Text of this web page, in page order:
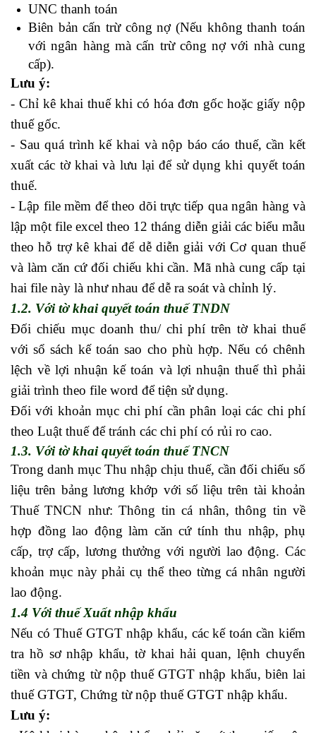
UNC thanh toán
Biên bản cấn trừ công nợ (Nếu không thanh toán
với ngân hàng mà cấn trừ công nợ với nhà cung
cấp).
Lưu ý:
- Chỉ kê khai thuế khi có hóa đơn gốc hoặc giấy nộp
thuế gốc.
- Sau quá trình kế khai và nộp báo cáo thuế, cần kết
xuất các tờ khai và lưu lại để sử dụng khi quyết toán
thuế.
- Lập file mềm để theo dõi trực tiếp qua ngân hàng và
lập một file excel theo 12 tháng diễn giải các biểu mẫu
theo hỗ trợ kê khai để dễ diễn giải với Cơ quan thuế
và làm căn cứ đối chiếu khi cần. Mã nhà cung cấp tại
hai file này là như nhau để dễ ra soát và chỉnh lý.
1.2. Với tờ khai quyết toán thuế TNDN
Đối chiếu mục doanh thu/ chi phí trên tờ khai thuế
với sổ sách kế toán sao cho phù hợp. Nếu có chênh
lệch về lợi nhuận kế toán và lợi nhuận thuế thì phải
giải trình theo file word để tiện sử dụng.
Đối với khoản mục chi phí cần phân loại các chi phí
theo Luật thuế để tránh các chi phí có rủi ro cao.
1.3. Với tờ khai quyết toán thuế TNCN
Trong danh mục Thu nhập chịu thuế, cần đối chiếu số
liệu trên bảng lương khớp với số liệu trên tài khoản
Thuế TNCN như: Thông tin cá nhân, thông tin về
hợp đồng lao động làm căn cứ tính thu nhập, phụ
cấp, trợ cấp, lương thưởng với người lao động. Các
khoản mục này phải cụ thể theo từng cá nhân người
lao động.
1.4 Với thuế Xuất nhập khẩu
Nếu có Thuế GTGT nhập khẩu, các kế toán cần kiểm
tra hồ sơ nhập khẩu, tờ khai hải quan, lệnh chuyển
tiền và chứng từ nộp thuế GTGT nhập khẩu, biên lai
thuế GTGT, Chứng từ nộp thuế GTGT nhập khẩu.
Lưu ý: